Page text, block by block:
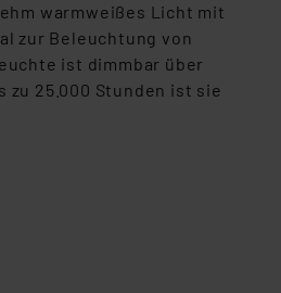
warmweißes Licht mit
zur Beleuchtung von
ist dimmbar über
25.000 Stunden ist sie